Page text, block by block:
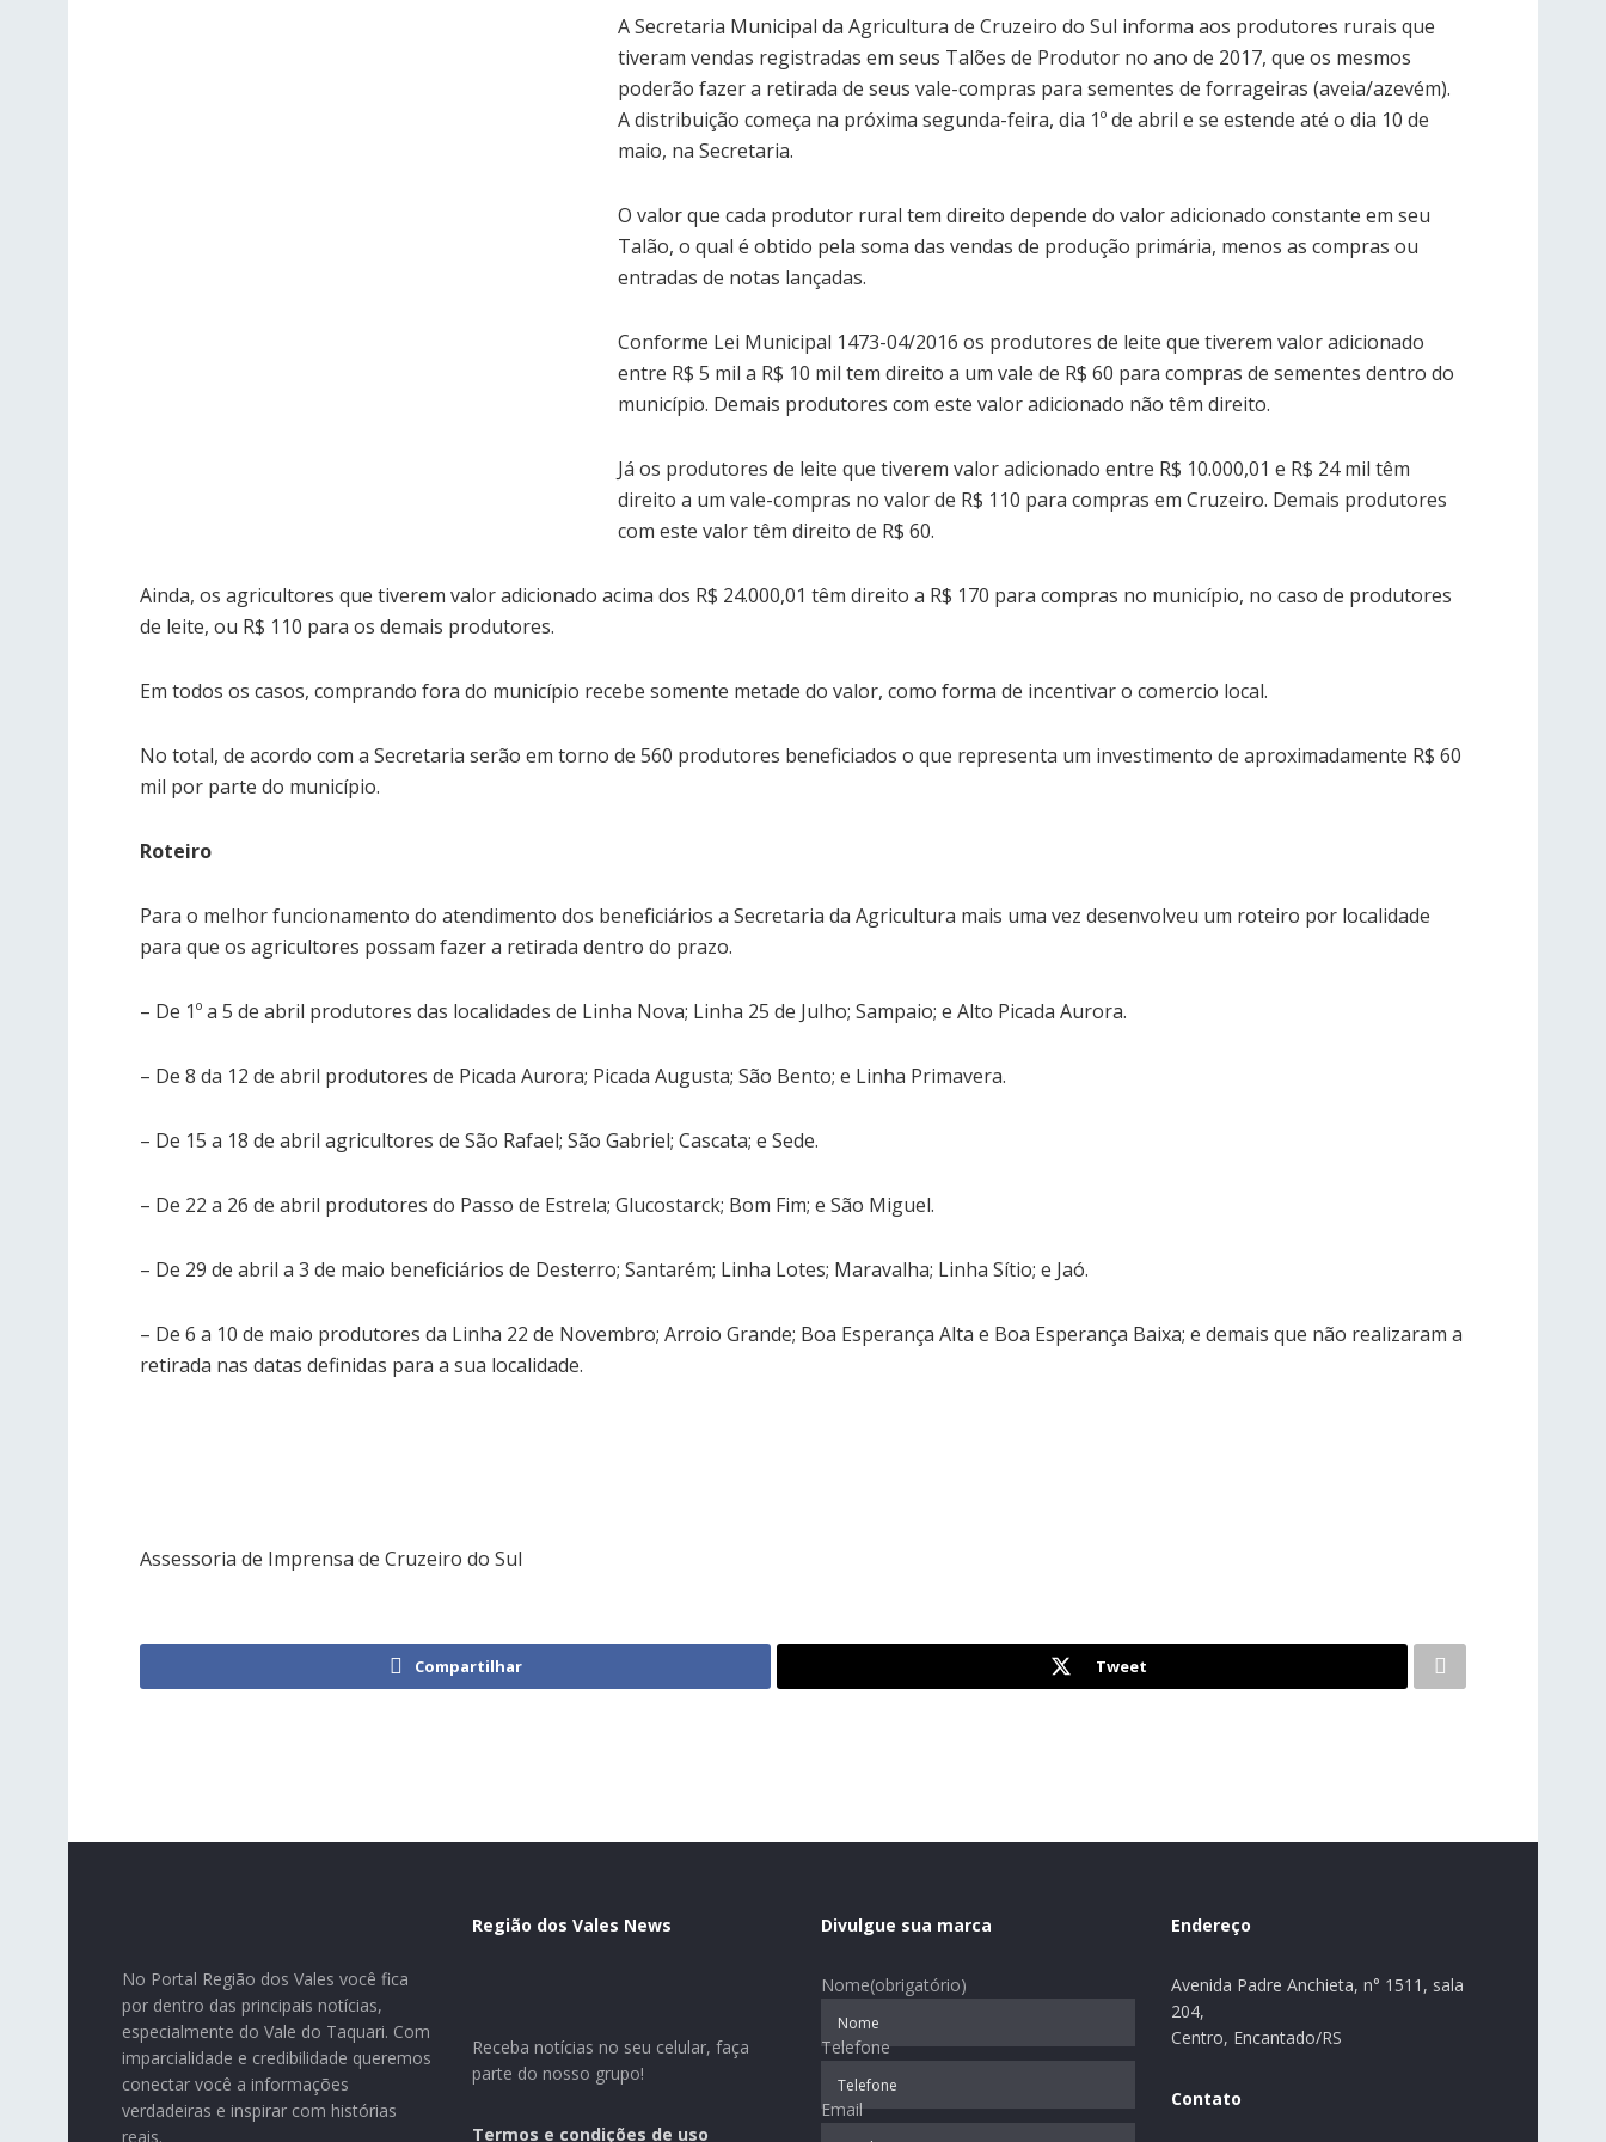
A Secretaria Municipal da Agricultura de Cruzeiro do Sul informa aos produtores rurais que
tiveram vendas registradas em seus Talões de Produtor no ano de 2017, que os mesmos
poderão fazer a retirada de seus vale-compras para sementes de forrageiras (aveia/azevém).
A distribuição começa na próxima segunda-feira, dia 1º de abril e se estende até o dia 10 de
maio, na Secretaria.
O valor que cada produtor rural tem direito depende do valor adicionado constante em seu
Talão, o qual é obtido pela soma das vendas de produção primária, menos as compras ou
entradas de notas lançadas.
Conforme Lei Municipal 1473-04/2016 os produtores de leite que tiverem valor adicionado
entre R$ 5 mil a R$ 10 mil tem direito a um vale de R$ 60 para compras de sementes dentro do
município. Demais produtores com este valor adicionado não têm direito.
Já os produtores de leite que tiverem valor adicionado entre R$ 10.000,01 e R$ 24 mil têm
direito a um vale-compras no valor de R$ 110 para compras em Cruzeiro. Demais produtores
com este valor têm direito de R$ 60.
Ainda, os agricultores que tiverem valor adicionado acima dos R$ 24.000,01 têm direito a R$ 170 para compras no município, no caso de produtores
de leite, ou R$ 110 para os demais produtores.
Em todos os casos, comprando fora do município recebe somente metade do valor, como forma de incentivar o comercio local.
No total, de acordo com a Secretaria serão em torno de 560 produtores beneficiados o que representa um investimento de aproximadamente R$ 60
mil por parte do município.
Roteiro
Para o melhor funcionamento do atendimento dos beneficiários a Secretaria da Agricultura mais uma vez desenvolveu um roteiro por localidade
para que os agricultores possam fazer a retirada dentro do prazo.
– De 1º a 5 de abril produtores das localidades de Linha Nova; Linha 25 de Julho; Sampaio; e Alto Picada Aurora.
– De 8 da 12 de abril produtores de Picada Aurora; Picada Augusta; São Bento; e Linha Primavera.
– De 15 a 18 de abril agricultores de São Rafael; São Gabriel; Cascata; e Sede.
– De 22 a 26 de abril produtores do Passo de Estrela; Glucostarck; Bom Fim; e São Miguel.
– De 29 de abril a 3 de maio beneficiários de Desterro; Santarém; Linha Lotes; Maravalha; Linha Sítio; e Jaó.
– De 6 a 10 de maio produtores da Linha 22 de Novembro; Arroio Grande; Boa Esperança Alta e Boa Esperança Baixa; e demais que não realizaram a
retirada nas datas definidas para a sua localidade.
Assessoria de Imprensa de Cruzeiro do Sul
Compartilhar Tweet
No Portal Região dos Vales você fica
por dentro das principais notícias,
especialmente do Vale do Taquari. Com
imparcialidade e credibilidade queremos
conectar você a informações
verdadeiras e inspirar com histórias
reais.
Região dos Vales News
Receba notícias no seu celular, faça
parte do nosso grupo!
Termos e condições de uso
Divulgue sua marca
Nome(obrigatório)
Telefone
Email
Endereço
Avenida Padre Anchieta, n° 1511, sala
204,
Centro, Encantado/RS
Contato